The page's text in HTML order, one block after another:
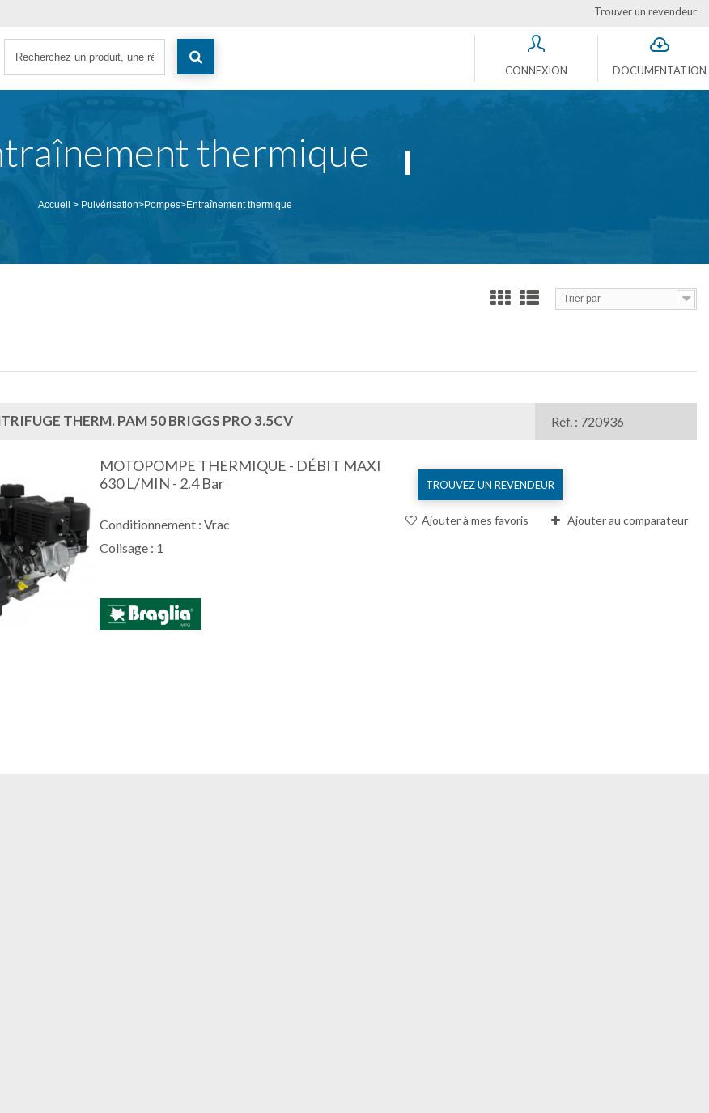
Trouver un revendeur
CONNEXION DOCUMENTATION
thermique
Accueil > Pulvérisation>Pompes>Entraînement thermique
Trier par
THERM. PAM 50 BRIGGS PRO 3.5CV Réf. : 720936
MOTOPOMPE THERMIQUE - DÉBIT MAXI
630 L/MIN - 2.4 Bar
Conditionnement : Vrac
Colisage : 1
TROUVEZ UN REVENDEUR
Ajouter à mes favoris Ajouter au comparateur